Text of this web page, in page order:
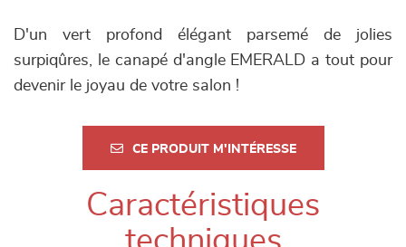
D'un vert profond élégant parsemé de jolies
surpiqûres, le canapé d'angle EMERALD a tout pour
devenir le joyau de votre salon !
CE PRODUIT M'INTÉRESSE
Caractéristiques